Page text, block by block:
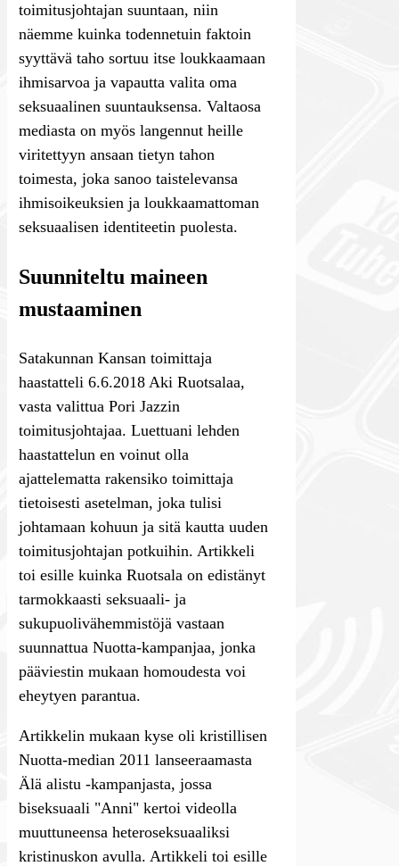
toimitusjohtajan suuntaan, niin
näemme kuinka todennetuin faktoin
syyttävä taho sortuu itse loukkaamaan
ihmisarvoa ja vapautta valita oma
seksuaalinen suuntauksensa. Valtaosa
mediasta on myös langennut heille
viritettyyn ansaan tietyn tahon
toimesta, joka sanoo taistelevansa
ihmisoikeuksien ja loukkaamattoman
seksuaalisen identiteetin puolesta.
Suunniteltu maineen
mustaaminen
Satakunnan Kansan toimittaja
haastatteli 6.6.2018 Aki Ruotsalaa,
vasta valittua Pori Jazzin
toimitusjohtajaa. Luettuani lehden
haastattelun en voinut olla
ajattelematta rakensiko toimittaja
tietoisesti asetelman, joka tulisi
johtamaan kohuun ja sitä kautta uuden
toimitusjohtajan potkuihin. Artikkeli
toi esille kuinka Ruotsala on edistänyt
tarmokkaasti seksuaali- ja
sukupuolivähemmistöjä vastaan
suunnattua Nuotta-kampanjaa, jonka
pääviestin mukaan homoudesta voi
eheytyen parantua.
Artikkelin mukaan kyse oli kristillisen
Nuotta-median 2011 lanseeraamasta
Älä alistu -kampanjasta, jossa
biseksuaali "Anni" kertoi videolla
muuttuneensa heteroseksuaaliksi
kristinuskon avulla. Artikkeli toi esille